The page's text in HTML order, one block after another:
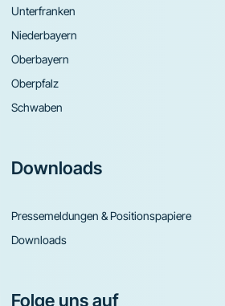
Unterfranken
Niederbayern
Oberbayern
Oberpfalz
Schwaben
Downloads
Pressemeldungen & Positionspapiere
Downloads
Folge uns auf